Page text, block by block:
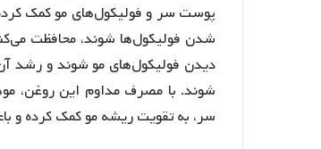
پوست سر و فولیکول‌های مو کمک
شدن فولیکول‌ها شوند، محافظت
دیدن فولیکول‌های مو شوند و رشد
شوند. با مصرف مداوم این روغن،
سر، به تقویت ریشه مو کمک کرده و